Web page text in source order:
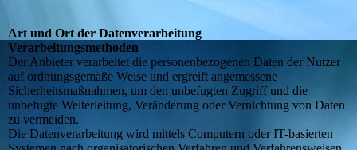
Art und Ort der Datenverarbeitung
Verarbeitungsmethoden
Der Anbieter verarbeitet die personenbezogenen Daten der Nutzer
auf ordnungsgemäße Weise und ergreift angemessene
Sicherheitsmaßnahmen, um den unbefugten Zugriff und die
unbefugte Weiterleitung, Veränderung oder Vernichtung von Daten
zu vermeiden.
Die Datenverarbeitung wird mittels Computern oder IT-basierten